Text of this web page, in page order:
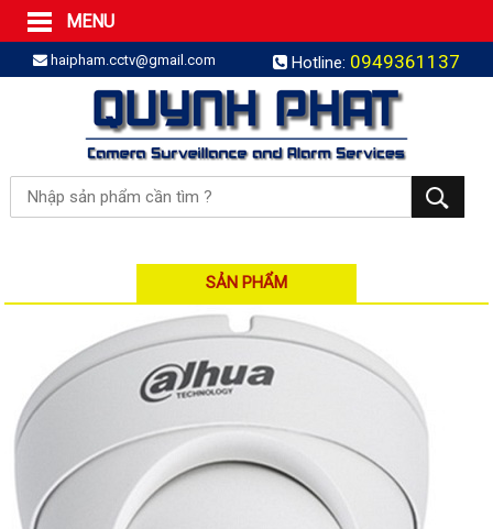
MENU
Trang Chủ
Sản phẩm
SẢN PHẨM TRỌN GÓI
LẮP BÁO TRỘM TRỌN GÓI
LẮP CAMERA TRỌN GÓI
Camera IP
Camera IP KBVISION
Camera IP HIKVISION
Camera IP Dahua
Camera IP Visionhitech
Đầu ghi IP | NVR
Đầu ghi IP HIKVISION
Đầu ghi IP KBVISION
haipham.cctv@gmail.com Hotline: 0949361137
SẢN PHẨM